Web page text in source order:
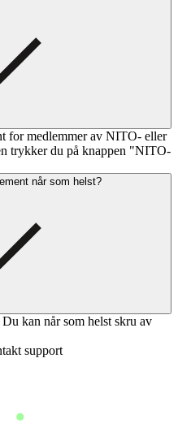
for medlemmer av NITO- eller
trykker du på knappen "NITO-
når som helst?
kan når som helst skru av
support